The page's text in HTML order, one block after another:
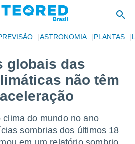
ASTRONOMIA PLANTAS
globais das
não têm
clima do mundo no ano
sombrias dos últimos 18